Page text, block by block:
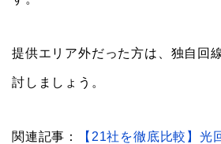
提供エリア外だった方は、独自回
討しましょう。
関連記事： 【21社を徹底比較】光